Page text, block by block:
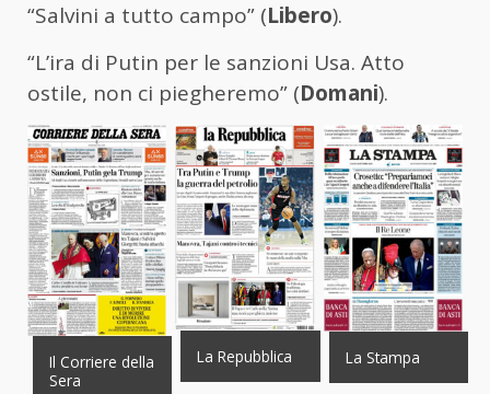
“Salvini a tutto campo” (Libero).
“L’ira di Putin per le sanzioni Usa. Atto
ostile, non ci piegheremo” (Domani).
Il Corriere della
Sera
La Repubblica La Stampa